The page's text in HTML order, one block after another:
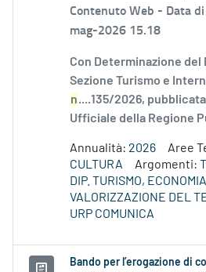
Contenuto Web - Data
mag-2026 15.18
Con Determinazione
Sezione Turismo e
n....135/2026,
Ufficiale della Regione
Annualità: 2026 Aree
CULTURA
Argomenti:
DIP. TURISMO,
VALORIZZAZIONE DEL
URP COMUNICA
Bando per l’erogazione di